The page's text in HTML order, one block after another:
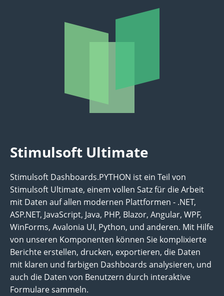
Stimulsoft Ultimate
Stimulsoft Dashboards.PYTHON ist ein Teil von
Stimulsoft Ultimate, einem vollen Satz für die Arbeit
mit Daten auf allen modernen Plattformen - .NET,
ASP.NET, JavaScript, Java, PHP, Blazor, Angular, WPF,
WinForms, Avalonia UI, Python, und anderen. Mit Hilfe
von unseren Komponenten können Sie komplixierte
Berichte erstellen, drucken, exportieren, die Daten
mit klaren und farbigen Dashboards analysieren, und
auch die Daten von Benutzern durch interaktive
Formulare sammeln.